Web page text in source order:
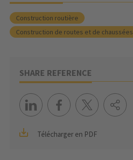
Construction routière
Construction de routes et de chaussées
SHARE REFERENCE
Télécharger en PDF